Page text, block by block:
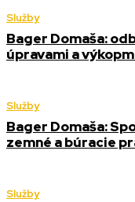
Služby
Bager Domaša:
úpravami a
Služby
Bager Domaša:
zemné a búracie
Služby